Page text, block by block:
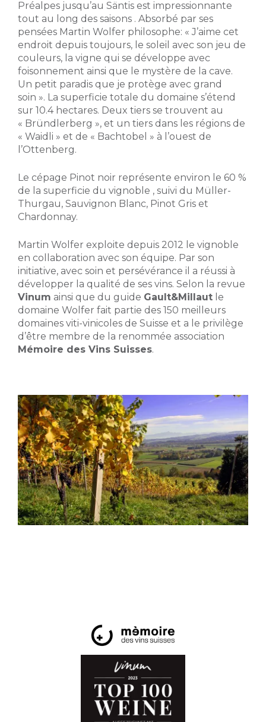
Préalpes jusqu’au Säntis est impressionnante
tout au long des saisons . Absorbé par ses
pensées Martin Wolfer philosophe: « J’aime cet
endroit depuis toujours, le soleil avec son jeu de
couleurs, la vigne qui se développe avec
foisonnement ainsi que le mystère de la cave.
Un petit paradis que je protège avec grand
soin ». La superficie totale du domaine s’étend
sur 10.4 hectares. Deux tiers se trouvent au
« Bründlerberg », et un tiers dans les régions de
« Waidli » et de « Bachtobel » à l’ouest de
l’Ottenberg.
Le cépage Pinot noir représente environ le 60 %
de la superficie du vignoble , suivi du Müller-
Thurgau, Sauvignon Blanc, Pinot Gris et
Chardonnay.
Martin Wolfer exploite depuis 2012 le vignoble
en collaboration avec son équipe. Par son
initiative, avec soin et persévérance il a réussi à
développer la qualité de ses vins. Selon la revue
Vinum ainsi que du guide Gault&Millaut le
domaine Wolfer fait partie des 150 meilleurs
domaines viti-vinicoles de Suisse et a le privilège
d’être membre de la renommée association
Mémoire des Vins Suisses.